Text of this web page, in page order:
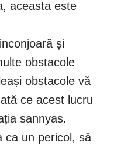
aceasta este
și
obstacole
obstacole vă
ce acest lucru
sannyas.
ca un pericol, să